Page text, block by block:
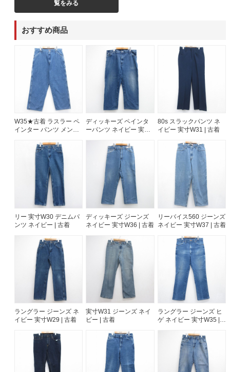
すべての年代を見る
週刊ラッシュアウト新聞
古着コラム
メディア・イベント情報
Youtube 古着屋Rush Out チャンネル
スタッフコーディネート
ご利用案内
お客様の声
レビュー1万件突破
お気に入りリスト
会員登録
メルマガ登録
会社概要
店舗一覧
古着卸売
特定商取引法に基づく表示
覧をみる
おすすめ商品
W35★古着 ラスラー ペ
インター パンツ メンズ
ム 26aug07
ディッキーズ ペインタ
ーパンツ ネイビー 実寸
80s スラックパンツ ネ
イビー 実寸W31 | 古着
リー 実寸W30 デニムパ
ンツ ネイビー | 古着
ディッキーズ ジーンズ
ネイビー 実寸W36 | 古着
リーバイス560 ジーンズ
ネイビー 実寸W37 | 古着
ラングラー ジーンズ ネ
イビー 実寸W29 | 古着
実寸W31 ジーンズ ネイ
ビー | 古着
ラングラー ジーンズ ヒ
ゲ ネイビー 実寸W35 |